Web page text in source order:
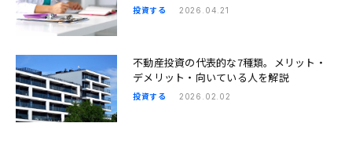
投資する 2026.04.21
不動産投資の代表的な7種類。メリット・
デメリット・向いている人を解説
投資する 2026.02.02